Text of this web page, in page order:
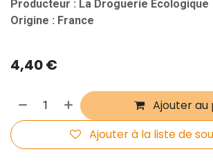
Producteur : La Droguerie Écologique
Origine : France
4,40€
Ajouter au
Ajouter à la liste de